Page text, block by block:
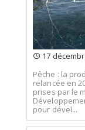
17
Pêche : la
relancée en
prises par le
pour dével...